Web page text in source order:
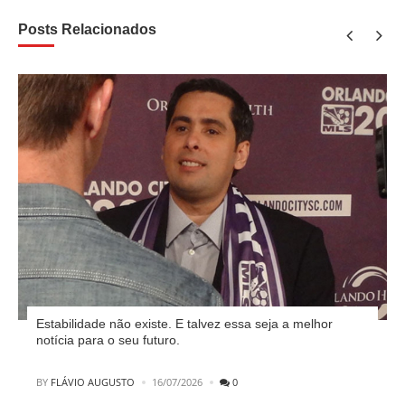
Posts Relacionados
Estabilidade não existe. E talvez essa seja a melhor
notícia para o seu futuro.
POSTED
BY FLÁVIO AUGUSTO 16/07/2026 0